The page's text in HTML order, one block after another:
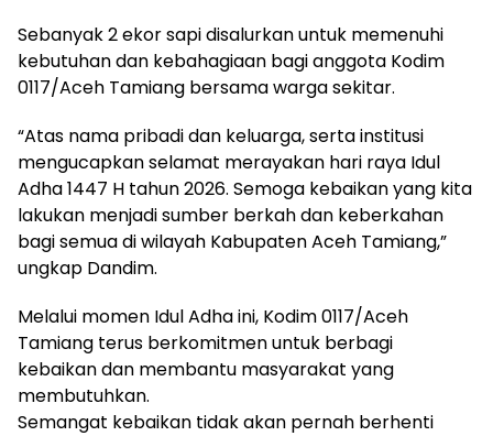
Sebanyak 2 ekor sapi disalurkan untuk memenuhi
kebutuhan dan kebahagiaan bagi anggota Kodim
0117/Aceh Tamiang bersama warga sekitar.
“Atas nama pribadi dan keluarga, serta institusi
mengucapkan selamat merayakan hari raya Idul
Adha 1447 H tahun 2026. Semoga kebaikan yang kita
lakukan menjadi sumber berkah dan keberkahan
bagi semua di wilayah Kabupaten Aceh Tamiang,”
ungkap Dandim.
Melalui momen Idul Adha ini, Kodim 0117/Aceh
Tamiang terus berkomitmen untuk berbagi
kebaikan dan membantu masyarakat yang
membutuhkan.
Semangat kebaikan tidak akan pernah berhenti